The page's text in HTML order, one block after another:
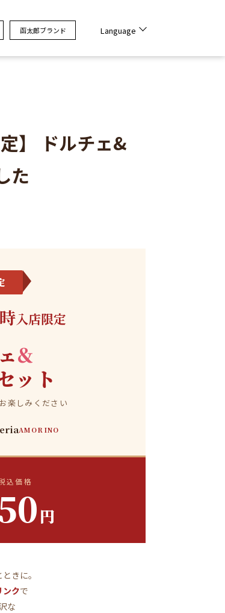
函太郎ブランド Language
】 ドルチェ&
た
入店限定
&
ット
楽しみください
AMORINO
込価格
円
きに。
ンクで
な